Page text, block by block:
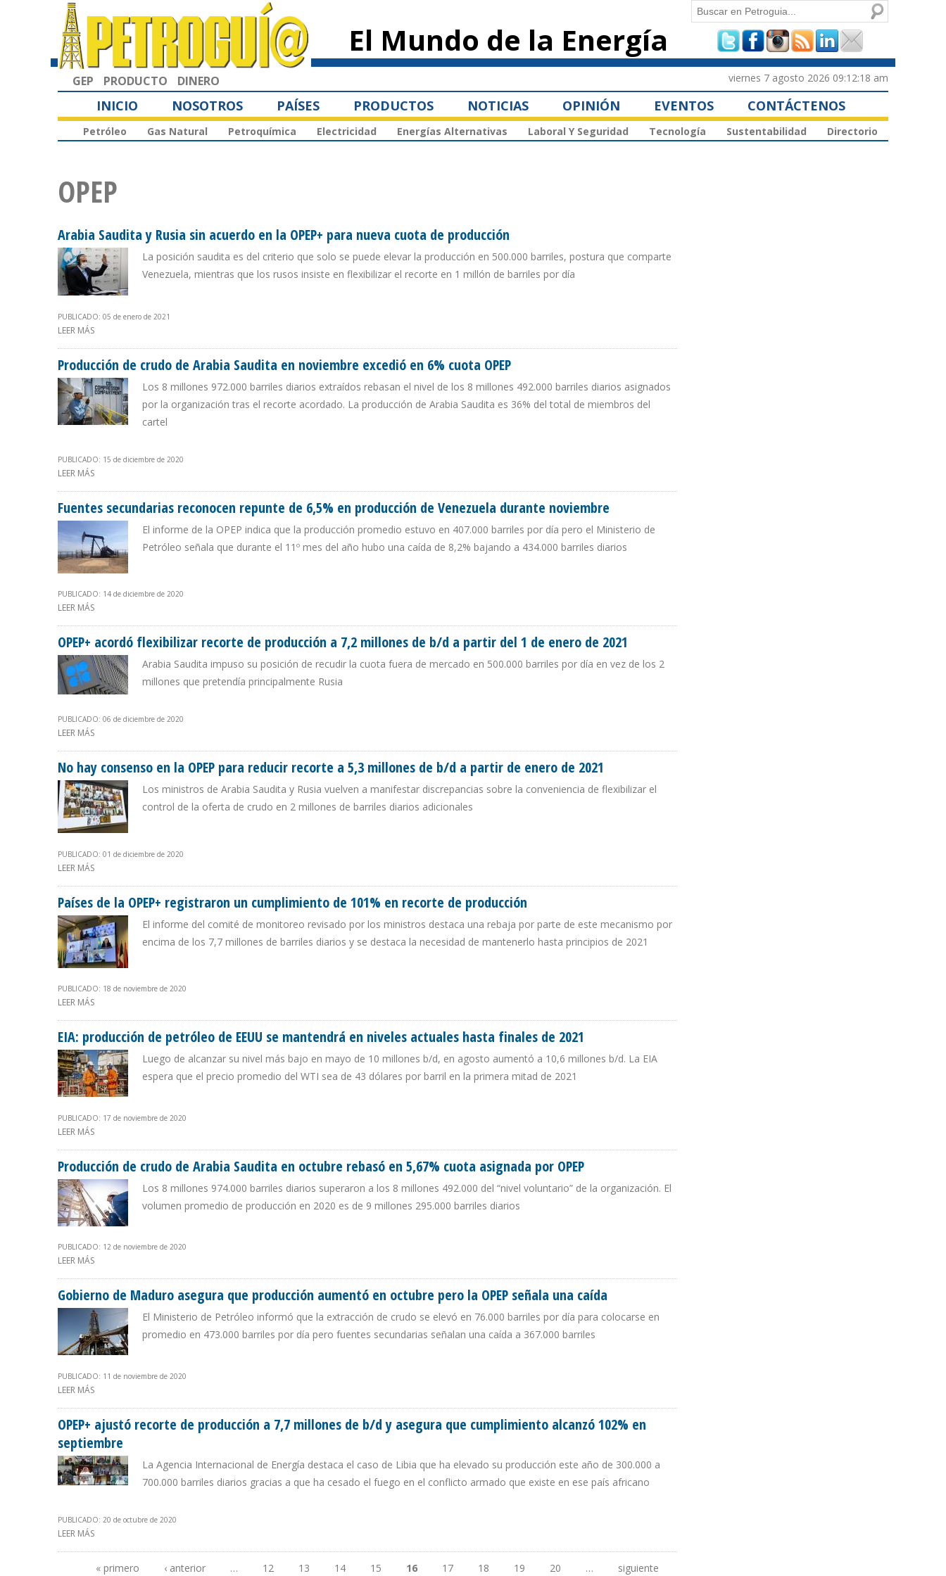
principal
El Mundo de la Energía
Formulario de
búsqueda
Buscar
GEP PRODUCTO DINERO viernes 7 agosto 2026 09:12:18 am
INICIO NOSOTROS PAÍSES PRODUCTOS NOTICIAS OPINIÓN EVENTOS CONTÁCTENOS
Petróleo Gas Natural Petroquímica Electricidad Energías Alternativas Laboral Y Seguridad Tecnología Sustentabilidad Directorio
OPEP
Arabia Saudita y Rusia sin acuerdo en la OPEP+ para nueva cuota de producción
La posición saudita es del criterio que solo se puede elevar la producción en 500.000 barriles, postura que comparte
Venezuela, mientras que los rusos insiste en flexibilizar el recorte en 1 millón de barriles por día
PUBLICADO: 05 de enero de 2021
LEER MÁS
Producción de crudo de Arabia Saudita en noviembre excedió en 6% cuota OPEP
Los 8 millones 972.000 barriles diarios extraídos rebasan el nivel de los 8 millones 492.000 barriles diarios asignados
por la organización tras el recorte acordado. La producción de Arabia Saudita es 36% del total de miembros del
cartel
PUBLICADO: 15 de diciembre de 2020
LEER MÁS
Fuentes secundarias reconocen repunte de 6,5% en producción de Venezuela durante noviembre
El informe de la OPEP indica que la producción promedio estuvo en 407.000 barriles por día pero el Ministerio de
Petróleo señala que durante el 11º mes del año hubo una caída de 8,2% bajando a 434.000 barriles diarios
PUBLICADO: 14 de diciembre de 2020
LEER MÁS
OPEP+ acordó flexibilizar recorte de producción a 7,2 millones de b/d a partir del 1 de enero de 2021
Arabia Saudita impuso su posición de recudir la cuota fuera de mercado en 500.000 barriles por día en vez de los 2
millones que pretendía principalmente Rusia
PUBLICADO: 06 de diciembre de 2020
LEER MÁS
No hay consenso en la OPEP para reducir recorte a 5,3 millones de b/d a partir de enero de 2021
Los ministros de Arabia Saudita y Rusia vuelven a manifestar discrepancias sobre la conveniencia de flexibilizar el
control de la oferta de crudo en 2 millones de barriles diarios adicionales
PUBLICADO: 01 de diciembre de 2020
LEER MÁS
Países de la OPEP+ registraron un cumplimiento de 101% en recorte de producción
El informe del comité de monitoreo revisado por los ministros destaca una rebaja por parte de este mecanismo por
encima de los 7,7 millones de barriles diarios y se destaca la necesidad de mantenerlo hasta principios de 2021
PUBLICADO: 18 de noviembre de 2020
LEER MÁS
EIA: producción de petróleo de EEUU se mantendrá en niveles actuales hasta finales de 2021
Luego de alcanzar su nivel más bajo en mayo de 10 millones b/d, en agosto aumentó a 10,6 millones b/d. La EIA
espera que el precio promedio del WTI sea de 43 dólares por barril en la primera mitad de 2021
PUBLICADO: 17 de noviembre de 2020
LEER MÁS
Producción de crudo de Arabia Saudita en octubre rebasó en 5,67% cuota asignada por OPEP
Los 8 millones 974.000 barriles diarios superaron a los 8 millones 492.000 del “nivel voluntario” de la organización. El
volumen promedio de producción en 2020 es de 9 millones 295.000 barriles diarios
PUBLICADO: 12 de noviembre de 2020
LEER MÁS
Gobierno de Maduro asegura que producción aumentó en octubre pero la OPEP señala una caída
El Ministerio de Petróleo informó que la extracción de crudo se elevó en 76.000 barriles por día para colocarse en
promedio en 473.000 barriles por día pero fuentes secundarias señalan una caída a 367.000 barriles
PUBLICADO: 11 de noviembre de 2020
LEER MÁS
OPEP+ ajustó recorte de producción a 7,7 millones de b/d y asegura que cumplimiento alcanzó 102% en
septiembre
La Agencia Internacional de Energía destaca el caso de Libia que ha elevado su producción este año de 300.000 a
700.000 barriles diarios gracias a que ha cesado el fuego en el conflicto armado que existe en ese país africano
PUBLICADO: 20 de octubre de 2020
LEER MÁS
« primero ‹ anterior … 12 13 14 15 16 17 18 19 20 … siguiente